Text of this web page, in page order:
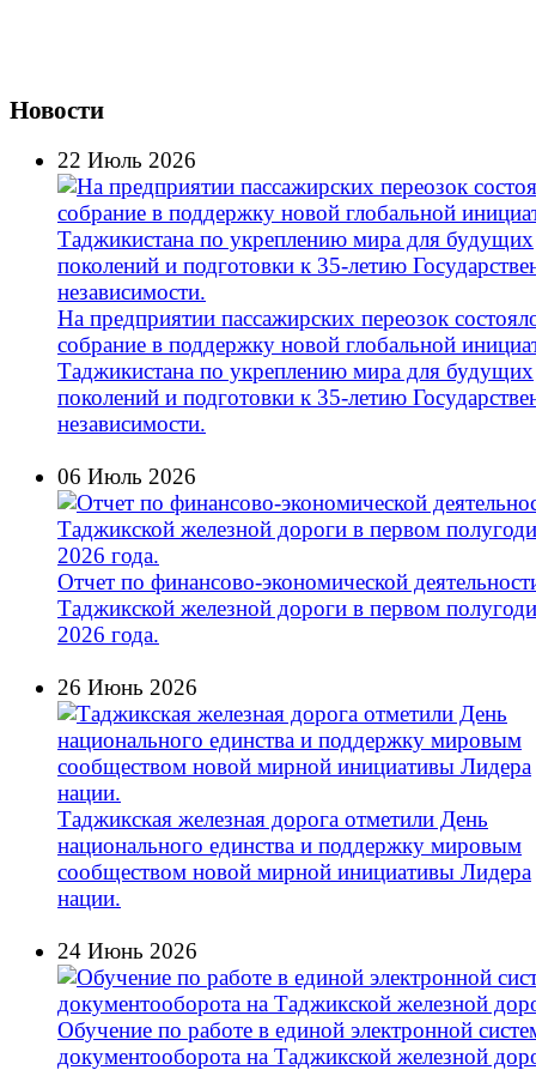
Новости
22 Июль 2026
На предприятии пассажирских переозок
собрание в поддержку новой глобальной
Таджикистана по укреплению мира для будущих
поколений и подготовки к 35-летию
независимости.
06 Июль 2026
Отчет по финансово-экономической
Таджикской железной дороги в первом
2026 года.
26 Июнь 2026
Таджикская железная дорога отметили День
национального единства и поддержку мировым
сообществом новой мирной инициативы Лидера
нации.
24 Июнь 2026
Обучение по работе в единой электронной
документооборота на Таджикской железной